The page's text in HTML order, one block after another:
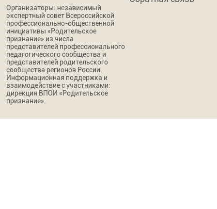
Организаторы: независимый
экспертный совет Всероссийской
профессионально-общественной
инициативы «Родительское
признание» из числа
представителей профессионального
педагогического сообщества и
представителей родительского
сообщества регионов России.
Информационная поддержка и
взаимодействие с участниками:
дирекция ВПОИ «Родительское
признание».